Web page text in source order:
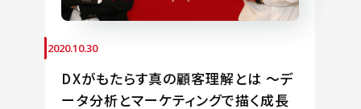
2020.10.30
DXがもたらす真の顧客理解とは ～デ
ータ分析とマーケティングで描く成長